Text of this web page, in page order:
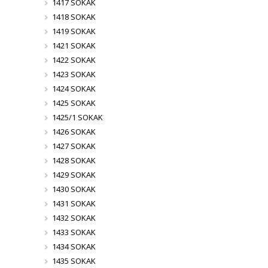
1417 SOKAK
1418 SOKAK
1419 SOKAK
1421 SOKAK
1422 SOKAK
1423 SOKAK
1424 SOKAK
1425 SOKAK
1425/1 SOKAK
1426 SOKAK
1427 SOKAK
1428 SOKAK
1429 SOKAK
1430 SOKAK
1431 SOKAK
1432 SOKAK
1433 SOKAK
1434 SOKAK
1435 SOKAK